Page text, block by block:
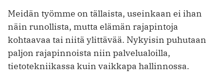
Meidän työmme on tällaista, useinkaan ei ihan
näin runollista, mutta elämän rajapintoja
kohtaavaa tai niitä ylittävää. Nykyisin puhutaan
paljon rajapinnoista niin palvelualoilla,
tietotekniikassa kuin vaikkapa hallinnossa.